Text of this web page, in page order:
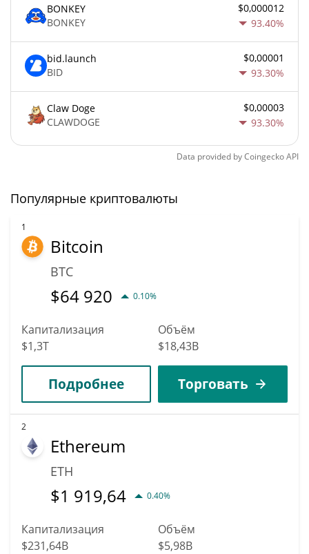
BONKEY
BONKEY
$0,000012
93.40%
bid.launch
BID
$0,00001
93.30%
Claw Doge
CLAWDOGE
$0,00003
93.30%
Data provided byCoingeckoAPI
Популярные криптовалюты
1
Bitcoin
BTC
$64 920 0.10%
Капитализация
$1,3T
Объём
$18,43B
Подробнее Торговать
2
Ethereum
ETH
$1 919,64 0.40%
Капитализация
$231,64B
Объём
$5,98B